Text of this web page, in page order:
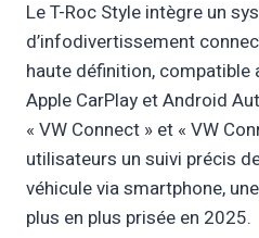
Le T-Roc Style intègre un
d’infodivertissement
haute définition, compatible
Apple CarPlay et Android
« VW Connect » et « VW
utilisateurs un suivi précis
véhicule via smartphone,
plus en plus prisée en 2025.